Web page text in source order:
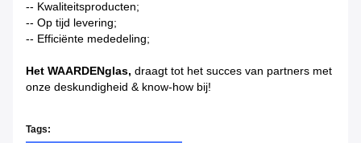
-- Kwaliteitsproducten;
-- Op tijd levering;
-- Efficiënte mededeling;
Het WAARDENglas, draagt tot het succes van partners met
onze deskundigheid & know-how bij!
Tags: